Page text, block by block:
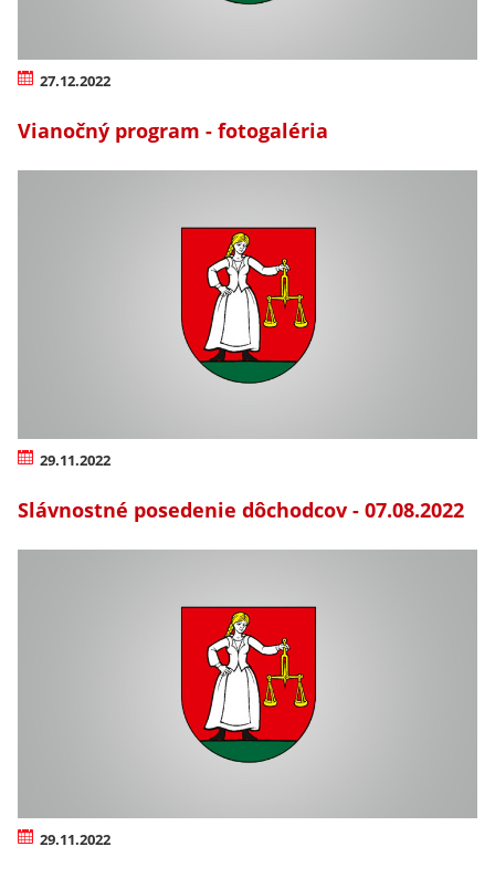
27.12.2022
Vianočný program - fotogaléria
29.11.2022
Slávnostné posedenie dôchodcov - 07.08.2022
29.11.2022